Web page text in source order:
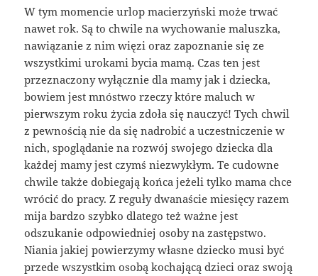
W tym momencie urlop macierzyński może trwać
nawet rok. Są to chwile na wychowanie maluszka,
nawiązanie z nim więzi oraz zapoznanie się ze
wszystkimi urokami bycia mamą. Czas ten jest
przeznaczony wyłącznie dla mamy jak i dziecka,
bowiem jest mnóstwo rzeczy które maluch w
pierwszym roku życia zdoła się nauczyć! Tych chwil
z pewnością nie da się nadrobić a uczestniczenie w
nich, spoglądanie na rozwój swojego dziecka dla
każdej mamy jest czymś niezwykłym. Te cudowne
chwile także dobiegają końca jeżeli tylko mama chce
wrócić do pracy. Z reguły dwanaście miesięcy razem
mija bardzo szybko dlatego też ważne jest
odszukanie odpowiedniej osoby na zastępstwo.
Niania jakiej powierzymy własne dziecko musi być
przede wszystkim osobą kochającą dzieci oraz swoją